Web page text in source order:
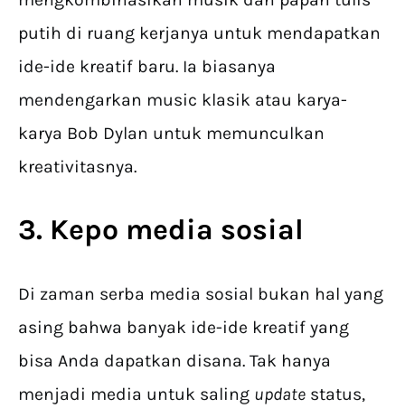
putih di ruang kerjanya untuk mendapatkan
ide-ide kreatif baru. Ia biasanya
mendengarkan music klasik atau karya-
karya Bob Dylan untuk memunculkan
kreativitasnya.
3. Kepo media sosial
Di zaman serba media sosial bukan hal yang
asing bahwa banyak ide-ide kreatif yang
bisa Anda dapatkan disana. Tak hanya
menjadi media untuk saling update status,